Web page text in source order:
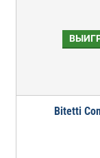
Bitetti